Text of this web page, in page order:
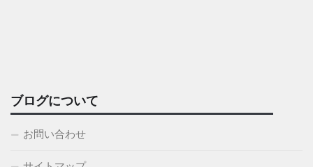
ブログについて
お問い合わせ